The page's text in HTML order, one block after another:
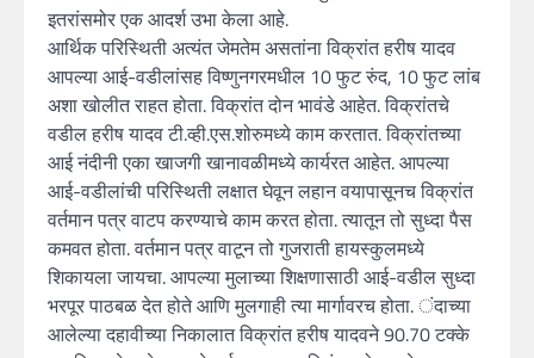
इतरांसमोर एक आदर्श उभा केला आहे.
आर्थिक परिस्थिती अत्यंत जेमतेम असतांना विक्रांत हरीष यादव
आपल्या आई-वडीलांसह विष्णुनगरमधील 10 फुट रुंद, 10 फुट लांब
अशा खोलीत राहत होता. विक्रांत दोन भावंडे आहेत. विक्रांतचे
वडील हरीष यादव टी.व्ही.एस.शोरुमध्ये काम करतात. विक्रांतच्या
आई नंदीनी एका खाजगी खानावळीमध्ये कार्यरत आहेत. आपल्या
आई-वडीलांची परिस्थिती लक्षात घेवून लहान वयापासूनच विक्रांत
वर्तमान पत्र वाटप करण्याचे काम करत होता. त्यातून तो सुध्दा पैस
कमवत होता. वर्तमान पत्र वाटून तो गुजराती हायस्कुलमध्ये
शिकायला जायचा. आपल्या मुलाच्या शिक्षणासाठी आई-वडील सुध्दा
भरपूर पाठबळ देत होते आणि मुलगाही त्या मार्गावरच होता. ंदाच्या
आलेल्या दहावीच्या निकालात विक्रांत हरीष यादवने 90.70 टक्के